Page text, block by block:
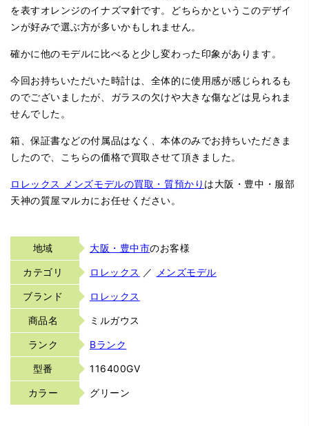
を表すオレンジのイナズマ針です。どちらかというこのデザイ
ンが好みで選ぶ方が多いかもしれません。
確かに他のモデルに比べると少し変わった印象があります。
今回お持ちいただいた時計は、全体的に使用感が感じられるも
のでございましたが、ガラスの欠けや大きな傷などは見られま
せんでした。
箱、保証書などの付属品はなく、本体のみでお持ちいただきま
したので、こちらの価格で買取させて頂きました。
ロレックス メンズモデルの買取・質預かり は大阪・豊中・服部
天神の質屋マルカにお任せください。
地域 大阪・豊中市のお客様
カテゴリ ロレックス ／ メンズモデル
ブランド ロレックス
商品名 ミルガウス
ランク Bランク
型番 116400GV
カラー グリーン